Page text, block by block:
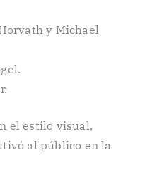
y Michael
el estilo visual,
al público en la